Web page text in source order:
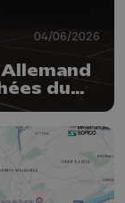
04/06/2026
du